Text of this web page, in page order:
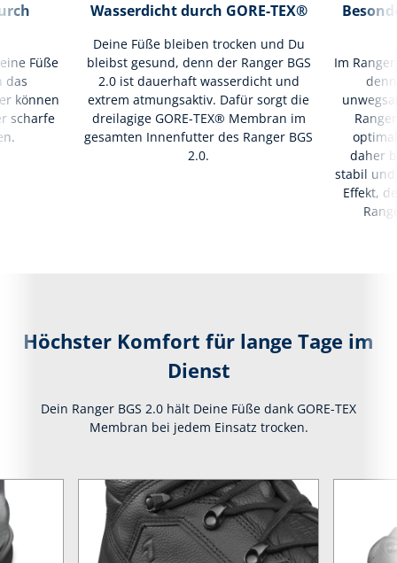
Füße
das
können
scharfe
Wasserdicht durch GORE-TEX®
Deine Füße bleiben trocken und Du
bleibst gesund, denn der Ranger BGS
2.0 ist dauerhaft wasserdicht und
extrem atmungsaktiv. Dafür sorgt die
dreilagige GORE-TEX® Membran im
gesamten Innenfutter des Ranger BGS
2.0.
Im
daher
stabil
Effekt,
Höchster Komfort für lange Tage im
Dienst
Dein Ranger BGS 2.0 hält Deine Füße dank GORE-TEX
Membran bei jedem Einsatz trocken.